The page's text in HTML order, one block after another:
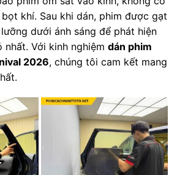
khí. Sau khi dán, phim được gạt
dưới ánh sáng để phát hiện
Với kinh nghiệm dán phim
2026, chúng tôi cam kết mang